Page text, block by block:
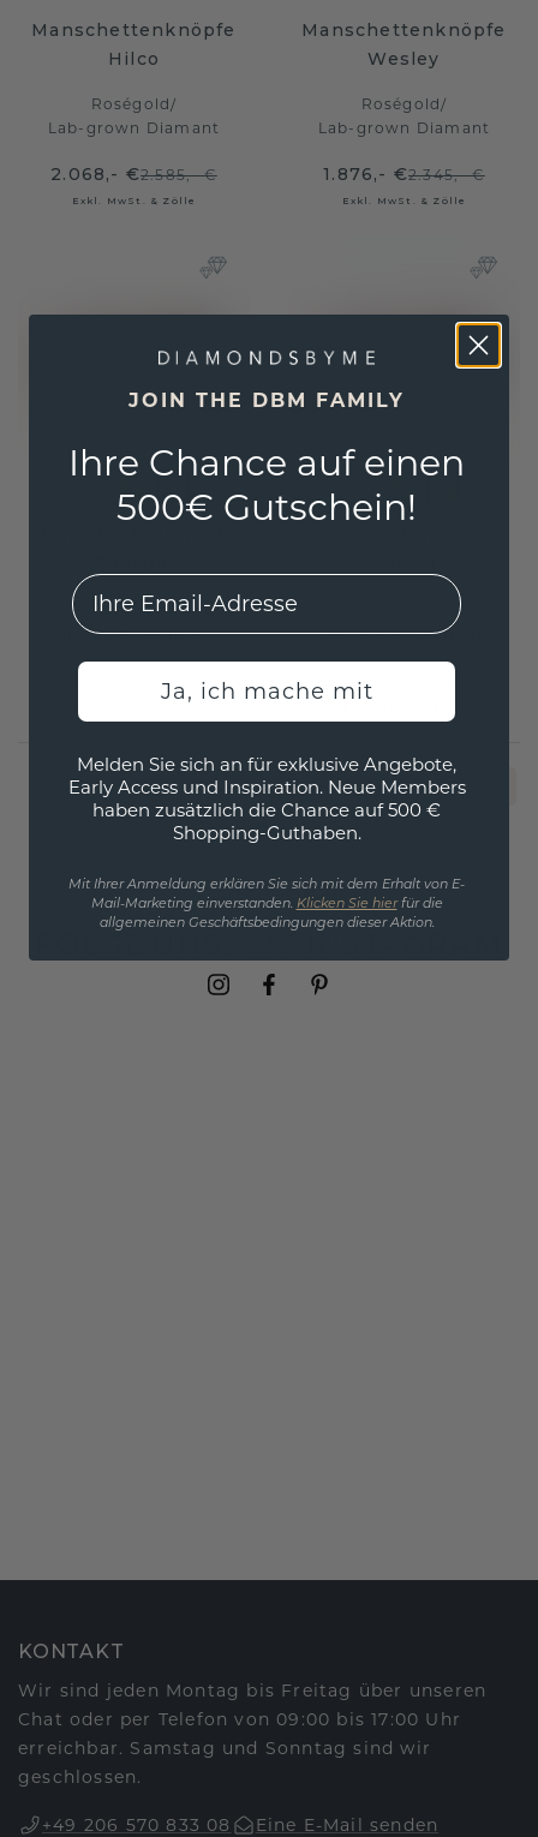
Manschettenknöpfe
Hilco
Roségold/
Lab-grown Diamant
2.068,- €2.585,- €
Exkl. MwSt. & Zölle
Manschettenknöpfe
Wesley
Roségold/
Lab-grown Diamant
1.876,- €2.345,- €
Exkl. MwSt. & Zölle
Roségold /
Lab-grown Diamant
2.745,- €
Exkl. MwSt. & Zölle
Lab-grown Diamant
2.108,- €
KONTAKT
Wir sind jeden Montag bis Freitag über unseren
Chat oder per Telefon von 09:00 bis 17:00 Uhr
erreichbar. Samstag und Sonntag sind wir
geschlossen.
+49 206 570 833 08
Eine E-Mail senden
JOIN THE DBM FAMILY
Ihre Chance auf einen
500€ Gutschein!
EMail
Ja, ich mache mit
Melden Sie sich an für exklusive Angebote,
Early Access und Inspiration. Neue Members
haben zusätzlich die Chance auf 500 €
Shopping-Guthaben.
Mit Ihrer Anmeldung erklären Sie sich mit dem Erhalt von E-
Mail-Marketing einverstanden. Klicken Sie hierfür die
allgemeinen Geschäftsbedingungen dieser Aktion.